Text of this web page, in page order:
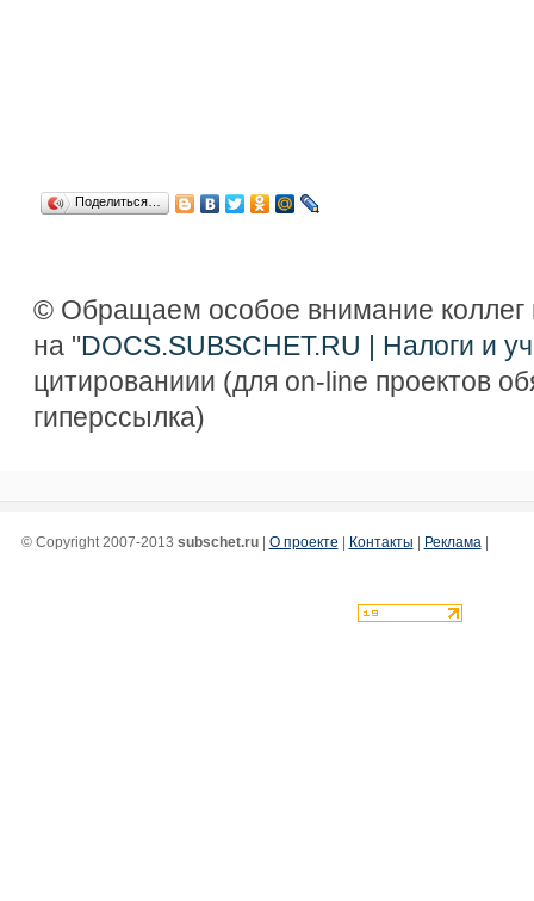
Поделиться…
© Обращаем особое внимание коллег
на "DOCS.SUBSCHET.RU | Налоги и
цитированиии (для on-line проектов
гиперссылка)
© Copyright 2007-2013 subschet.ru| О проекте | Контакты | Реклама |